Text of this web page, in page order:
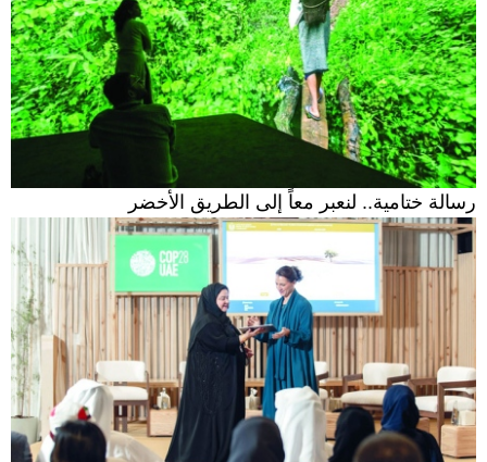
رسالة ختامية.. لنعبر معاً إلى الطريق الأخضر